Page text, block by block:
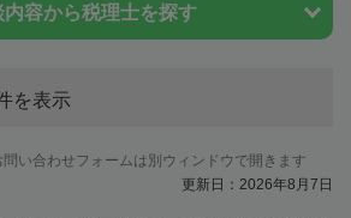
内容から税理士を探す
を表示
い合わせフォームは別ウィンドウで開きます
更新日：2026年8月7日